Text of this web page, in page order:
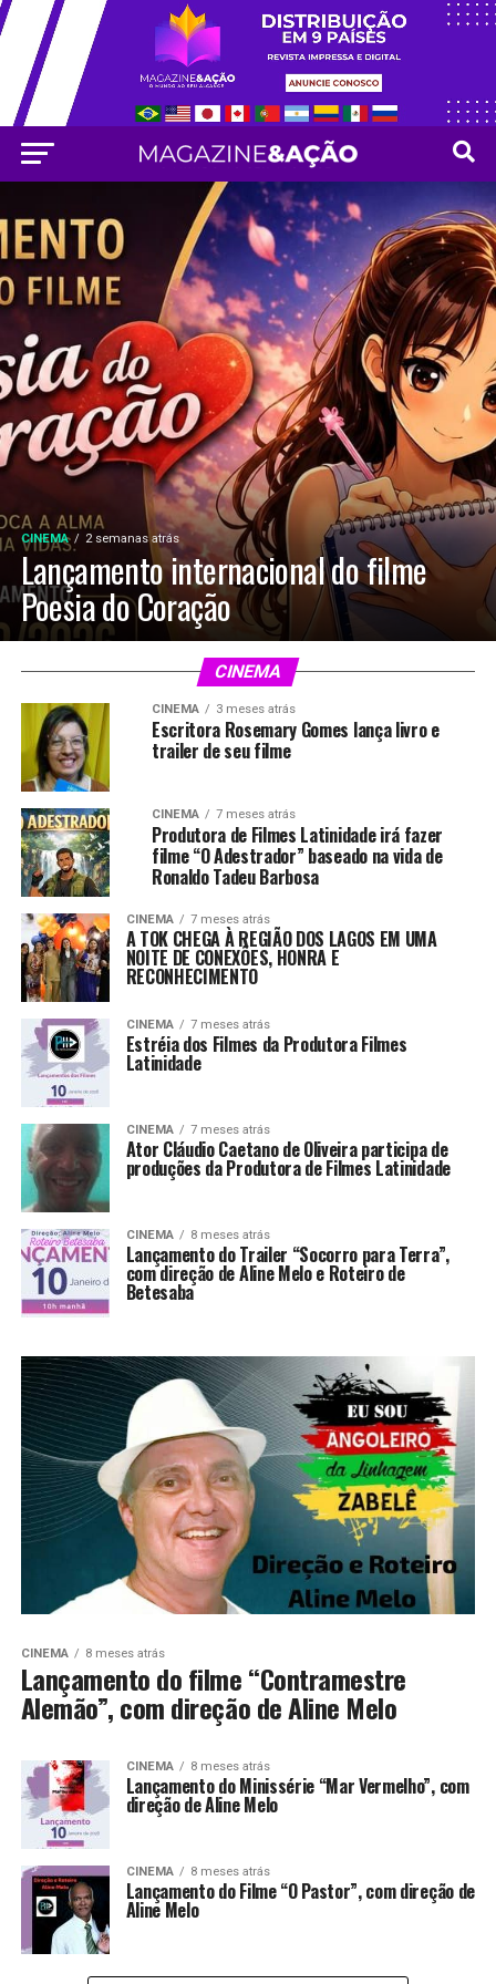
CINEMA 2 semanas atrás
Lançamento internacional do filme
Poesia do Coração
CINEMA
CINEMA 3 meses atrás
Escritora Rosemary Gomes lança livro e
trailer de seu filme
CINEMA 7 meses atrás
Produtora de Filmes Latinidade irá fazer
filme “O Adestrador” baseado na vida de
Ronaldo Tadeu Barbosa
CINEMA 7 meses atrás
A TOK CHEGA À REGIÃO DOS LAGOS EM UMA
NOITE DE CONEXÕES, HONRA E
RECONHECIMENTO
CINEMA 7 meses atrás
Estréia dos Filmes da Produtora Filmes
Latinidade
CINEMA 7 meses atrás
Ator Cláudio Caetano de Oliveira participa de
produções da Produtora de Filmes Latinidade
CINEMA 8 meses atrás
Lançamento do Trailer “Socorro para Terra”,
com direção de Aline Melo e Roteiro de
Betesaba
CINEMA 8 meses atrás
Lançamento do filme “Contramestre
Alemão”, com direção de Aline Melo
CINEMA 8 meses atrás
Lançamento do Minissérie “Mar Vermelho”, com
direção de Aline Melo
CINEMA 8 meses atrás
Lançamento do Filme “O Pastor”, com direção de
Aline Melo